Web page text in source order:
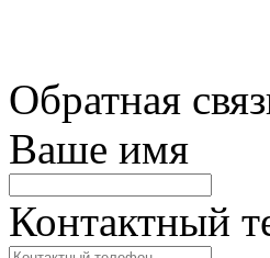
Обратная
Ваше имя
Контактный